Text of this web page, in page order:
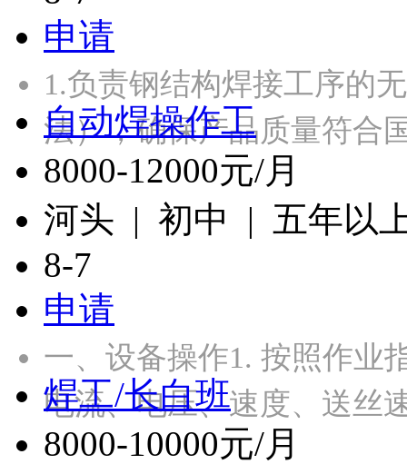
申请
1.负责钢结构焊接工序的
法），确保产品质量符
自动焊操作工
8000-12000元/月
河头 | 初中 | 五年以
8-7
申请
一、设备操作1. 按照作业
电流、电压、速度、送
焊工/长白班
8000-10000元/月